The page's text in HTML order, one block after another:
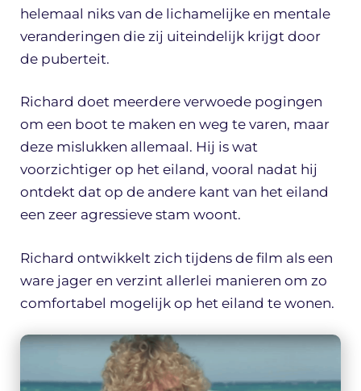
helemaal niks van de lichamelijke en mentale
veranderingen die zij uiteindelijk krijgt door
de puberteit.
Richard doet meerdere verwoede pogingen
om een boot te maken en weg te varen, maar
deze mislukken allemaal. Hij is wat
voorzichtiger op het eiland, vooral nadat hij
ontdekt dat op de andere kant van het eiland
een zeer agressieve stam woont.
Richard ontwikkelt zich tijdens de film als een
ware jager en verzint allerlei manieren om zo
comfortabel mogelijk op het eiland te wonen.